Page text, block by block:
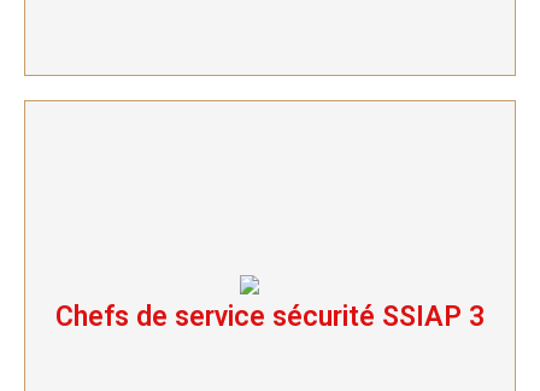
Chefs de service sécurité SSIAP 3
Chefs de service sécurité SSIAP 3